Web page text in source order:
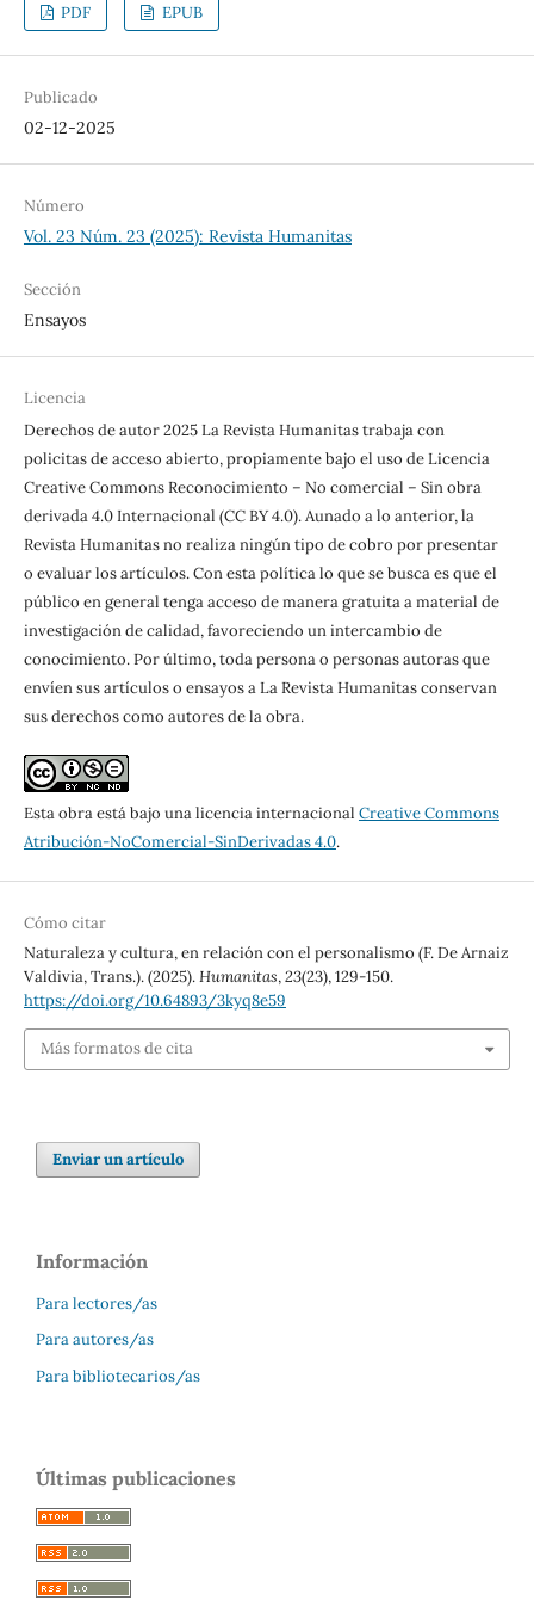
PDF EPUB
Publicado
02-12-2025
Número
Vol. 23 Núm. 23 (2025): Revista Humanitas
Sección
Ensayos
Licencia
Derechos de autor 2025 La Revista Humanitas trabaja con
policitas de acceso abierto, propiamente bajo el uso de Licencia
Creative Commons Reconocimiento – No comercial – Sin obra
derivada 4.0 Internacional (CC BY 4.0). Aunado a lo anterior, la
Revista Humanitas no realiza ningún tipo de cobro por presentar
o evaluar los artículos. Con esta política lo que se busca es que el
público en general tenga acceso de manera gratuita a material de
investigación de calidad, favoreciendo un intercambio de
conocimiento. Por último, toda persona o personas autoras que
envíen sus artículos o ensayos a La Revista Humanitas conservan
sus derechos como autores de la obra.
Esta obra está bajo una licencia internacional Creative Commons
Atribución-NoComercial-SinDerivadas 4.0.
Cómo citar
Naturaleza y cultura, en relación con el personalismo (F. De Arnaiz
Valdivia, Trans.). (2025).Humanitas,23(23), 129-150.
https://doi.org/10.64893/3kyq8e59
Más formatos de cita
Enviar un artículo
Información
Para lectores/as
Para autores/as
Para bibliotecarios/as
Últimas publicaciones